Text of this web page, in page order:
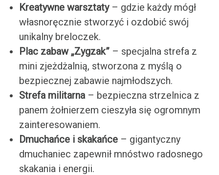
Kreatywne warsztaty– gdzie każdy mógł
własnoręcznie stworzyć i ozdobić swój
unikalny breloczek.
Plac zabaw „Zygzak” – specjalna strefa z
mini zjeżdżalnią, stworzona z myślą o
bezpiecznej zabawie najmłodszych.
Strefa militarna – bezpieczna strzelnica z
panem żołnierzem cieszyła się ogromnym
zainteresowaniem.
Dmuchańce i skakańce – gigantyczny
dmuchaniec zapewnił mnóstwo radosnego
skakania i energii.